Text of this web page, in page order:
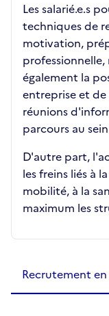
Les salarié.e.s
techniques de
motivation,
également la
entreprise et
réunions
parcours au
D'autre part,
les freins liés à
mobilité, à la
maximum les
Recrutement